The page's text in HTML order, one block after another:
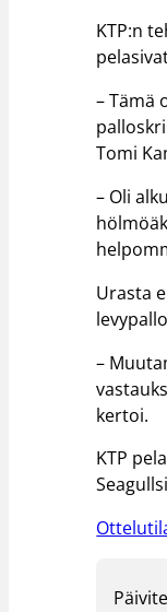
KTP:n
– Tämä
Tomi
– Oli
Urasta
–
kertoi.
KTP